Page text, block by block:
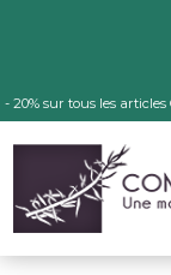
- 20% sur tous les